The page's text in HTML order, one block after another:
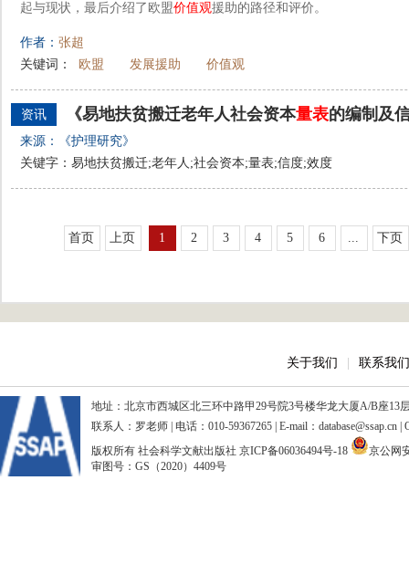
起与现状，最后介绍了欧盟价值观援助的路径和评价。
作者： 张超
关键词：
欧盟 发展援助 价值观
资讯 《易地扶贫搬迁老年人社会资本量表的编制及
来源：《护理研究》
关键字：易地扶贫搬迁;老年人;社会资本;量表;信度;效度
首页 上页 1 2 3 4 5 6 ... 下页
关于我们 联系我们
地址：北京市西城区北三环中路甲29号院3号楼华龙大厦A/B座13
联系人：罗老师 | 电话：010-59367265 | E-mail：database@ssap.cn
版权所有 社会科学文献出版社 京ICP备06036494号-18
京公网
审图号：GS（2020）4409号